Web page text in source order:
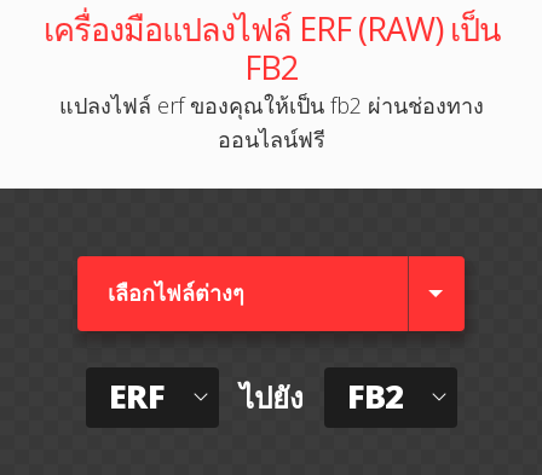
เครื่องมือแปลงไฟล์ ERF (RAW) เป็น
FB2
แปลงไฟล์ erf ของคุณให้เป็น fb2 ผ่านช่องทาง
ออนไลน์ฟรี
เลือกไฟล์ต่างๆ​
ERF ไปยัง FB2